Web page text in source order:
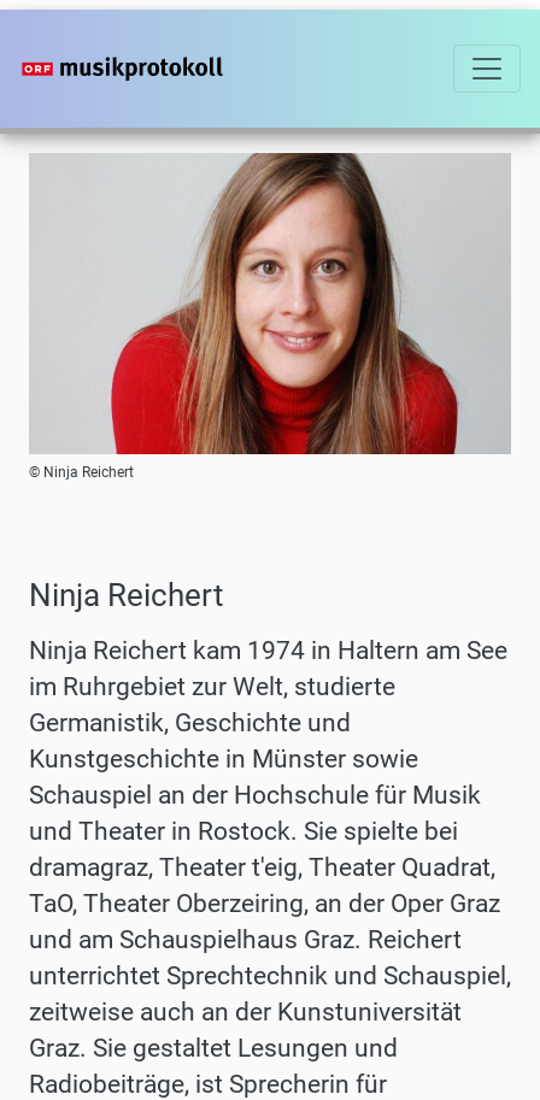
Direkt
zum
© Ninja Reichert
Ninja Reichert
Ninja Reichert kam 1974 in Haltern am See
im Ruhrgebiet zur Welt, studierte
Germanistik, Geschichte und
Kunstgeschichte in Münster sowie
Schauspiel an der Hochschule für Musik
und Theater in Rostock. Sie spielte bei
dramagraz, Theater t'eig, Theater Quadrat,
TaO, Theater Oberzeiring, an der Oper Graz
und am Schauspielhaus Graz. Reichert
unterrichtet Sprechtechnik und Schauspiel,
zeitweise auch an der Kunstuniversität
Graz. Sie gestaltet Lesungen und
Radiobeiträge, ist Sprecherin für